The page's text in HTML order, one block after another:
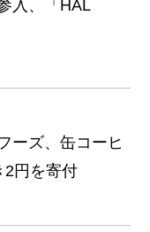
入、「HAL
ーズ、缶コーヒ
2円を寄付